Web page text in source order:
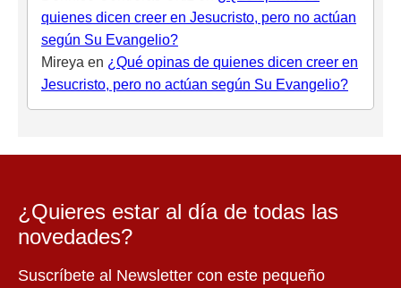
quienes dicen creer en Jesucristo, pero no actúan
según Su Evangelio?
Mireya en ¿Qué opinas de quienes dicen creer en
Jesucristo, pero no actúan según Su Evangelio?
¿Quieres estar al día de todas las
novedades?
Suscríbete al Newsletter con este pequeño